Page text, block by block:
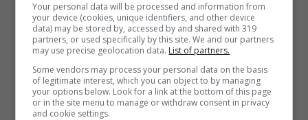
A fine 2023 arriva una novità assoluta per
l’artista: Alessandraè pronta a salire per la
primissima volta sul palco del Festival di
Sanremo, essendo tra i big in gara della
Your personal data will be processed and information from
your device (cookies, unique identifiers, and other device
data) may be stored by, accessed by and shared with 319
partners, or used specifically by this site. We and our partners
may use precise geolocation data. List of partners.
Some vendors may process your personal data on the basis
of legitimate interest, which you can object to by managing
your options below. Look for a link at the bottom of this page
or in the site menu to manage or withdraw consent in privacy
and cookie settings.